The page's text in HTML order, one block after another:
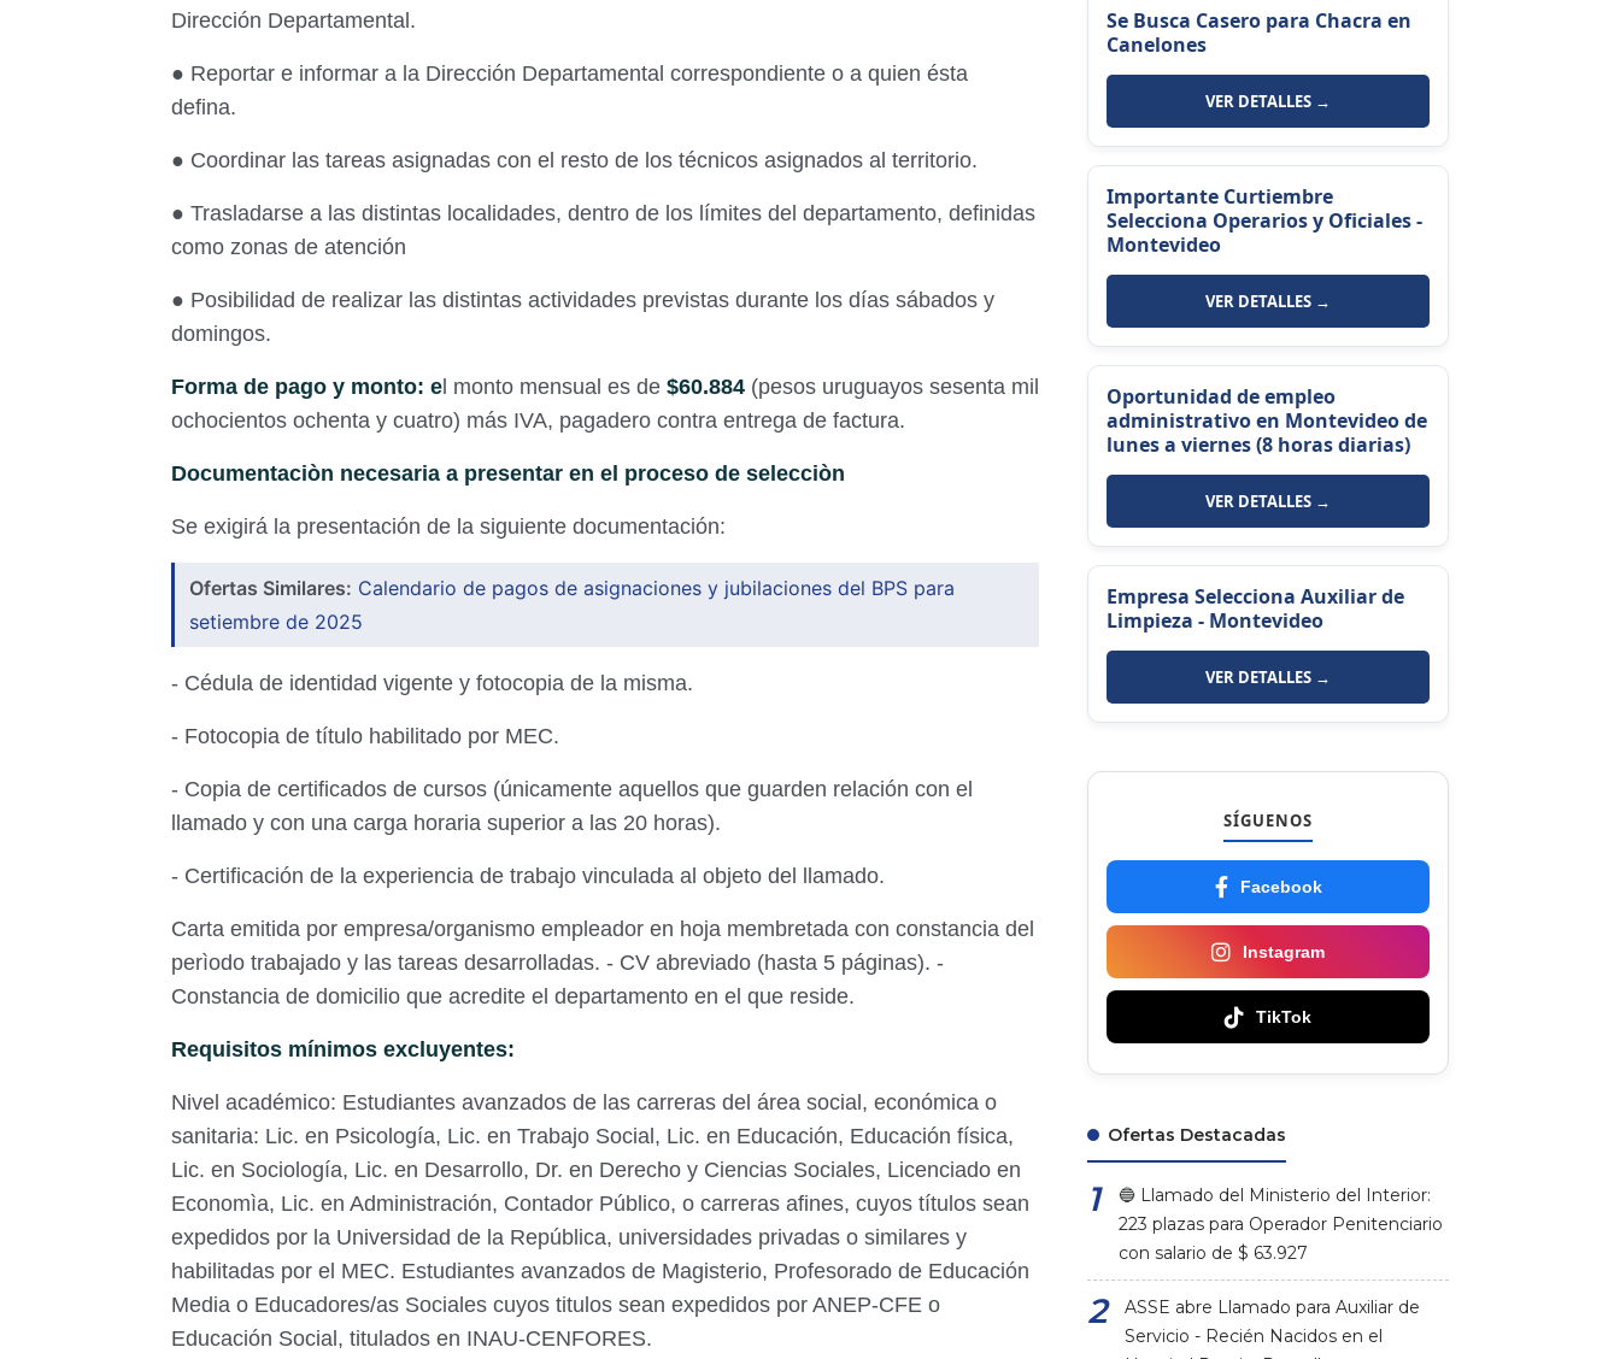
Dirección Departamental.
● Reportar e informar a la Dirección Departamental correspondiente o a quien ésta
defina.
● Coordinar las tareas asignadas con el resto de los técnicos asignados al territorio.
● Trasladarse a las distintas localidades, dentro de los límites del departamento, definidas
como zonas de atención
● Posibilidad de realizar las distintas actividades previstas durante los días sábados y
domingos.
Forma de pago y monto: e l monto mensual es de $60.884 (pesos uruguayos sesenta mil
ochocientos ochenta y cuatro) más IVA, pagadero contra entrega de factura.
Documentaciòn necesaria a presentar en el proceso de selecciòn
Se exigirá la presentación de la siguiente documentación:
Ofertas Similares: Calendario de pagos de asignaciones y jubilaciones del BPS para
setiembre de 2025
- Cédula de identidad vigente y fotocopia de la misma.
- Fotocopia de título habilitado por MEC.
- Copia de certificados de cursos (únicamente aquellos que guarden relación con el
llamado y con una carga horaria superior a las 20 horas).
- Certificación de la experiencia de trabajo vinculada al objeto del llamado.
Carta emitida por empresa/organismo empleador en hoja membretada con constancia del
perìodo trabajado y las tareas desarrolladas. - CV abreviado (hasta 5 páginas). -
Constancia de domicilio que acredite el departamento en el que reside.
Requisitos mínimos excluyentes:
Nivel académico: Estudiantes avanzados de las carreras del área social, económica o
sanitaria: Lic. en Psicología, Lic. en Trabajo Social, Lic. en Educación, Educación física,
Lic. en Sociología, Lic. en Desarrollo, Dr. en Derecho y Ciencias Sociales, Licenciado en
Economìa, Lic. en Administración, Contador Público, o carreras afines, cuyos títulos sean
expedidos por la Universidad de la República, universidades privadas o similares y
habilitadas por el MEC. Estudiantes avanzados de Magisterio, Profesorado de Educación
Media o Educadores/as Sociales cuyos titulos sean expedidos por ANEP-CFE o
Educación Social, titulados en INAU-CENFORES.
Se Busca Casero para Chacra en
Canelones
VER DETALLES →
Importante Curtiembre
Selecciona Operarios y Oficiales -
Montevideo
VER DETALLES →
Oportunidad de empleo
administrativo en Montevideo de
lunes a viernes (8 horas diarias)
VER DETALLES →
Empresa Selecciona Auxiliar de
Limpieza - Montevideo
VER DETALLES →
SÍGUENOS
Facebook
Instagram
TikTok
Ofertas Destacadas
🔵 Llamado del Ministerio del Interior:
223 plazas para Operador Penitenciario
con salario de $ 63.927
ASSE abre Llamado para Auxiliar de
Servicio - Recién Nacidos en el